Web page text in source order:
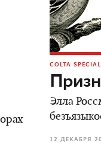
COLTA
Элла
12 ДЕКАБРЯ